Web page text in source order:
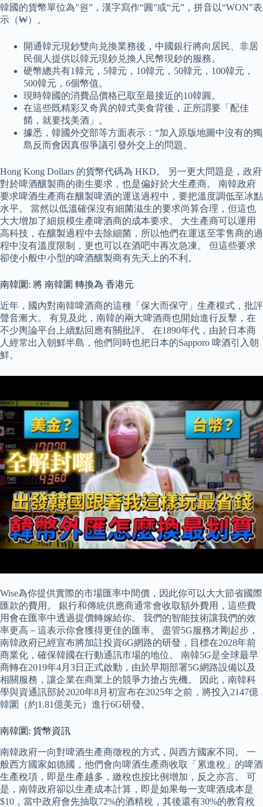
韓國的貨幣單位為”원”，漢字寫作“圓”或“元”，拼音以“WON”表
示（₩）。
開通韓元現鈔雙向兑換業務後，中國銀行將向居民、非居
民個人提供以韓元現鈔兑換人民幣現鈔的服務。
硬幣總共有1韓元，5韓元，10韓元，50韓元，100韓元，
500韓元，6個幣值。
現時韓國的消費品價格已取至最接近的10韓圓。
在這些既精彩又奇異的韓式美食背後，正所謂要「配佳
餚，就要找美酒」。
據悉，韓國外交部等方面表示：“加入原版地圖中沒有的獨
島反而會因真假爭議引發外交上的問題。
Hong Kong Dollars 的貨幣代碼為 HKD。 另一更大問題是，政府
對於啤酒釀製商的衛生要求，也是偏好於大生產商。 南韓政府
要求啤酒生產商在釀製啤酒的運送過程中，要把溫度調低至冰點
水平。 當然以低溫確保沒有細菌滋生的要求尚算合理，但這也
大大增加了細規模生產啤酒商的成本要求。 大生產商可以運用
高科技，在釀製過程中去除細菌，所以他們在運送至零售商的過
程中沒有溫度限制，更也可以在酒吧中再次急凍。 但這些要求
卻使小般中小型的啤酒釀製商有先天上的不利。
南韓圜: 將 南韓圜 轉換為 香港元
近年，國內對南韓啤酒商的這種「保大而保守」生產模式，批評
聲音漸大。 有見及此，南韓的兩大啤酒商也開始進行反擊，在
不少輿論平台上續點回應有關批評。 在1890年代，由於日本商
人經常出入朝鮮半島，他們同時也把日本的Sapporo 啤酒引入朝
鮮。
Wise為你提供實際的市場匯率中間價，因此你可以大大節省國際
匯款的費用。 銀行和傳統供應商通常會收取額外費用，這些費
用會在匯率中透過提價轉嫁給你。 我們的智能技術讓我們的效
率更高－這表示你會獲得更佳的匯率。 盡管5G服務才剛起步，
南韓政府已經宣布將加註投資6G網路的研發，目標在2028年前
商業化，確保韓國在行動通訊市場的地位。 南韓5G是全球最早
商轉在2019年4月3日正式啟動，由於早期部署5G網路設備以及
相關服務，讓企業在商業上的競爭力搶占先機。 因此，南韓科
學與資通訊部於2020年8月初宣布在2025年之前，將投入2147億
韓圜（約1.81億美元）進行6G研發。
南韓圜: 貨幣資訊
南韓政府一向對啤酒生產商徵稅的方式，與西方國家不同。 一
般西方國家如德國，他們會向啤酒生產商收取「累進稅」的啤酒
生產稅項，即是生產越多，繳稅也按比例增加，反之亦言。 可
是，南韓政府卻以生產成本計算，即是如果每一支啤酒成本是
$10，當中政府會先抽取72%的酒精稅，其後還有30%的教育稅